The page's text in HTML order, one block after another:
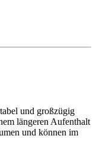
und großzügig
längeren Aufenthalt
und können im